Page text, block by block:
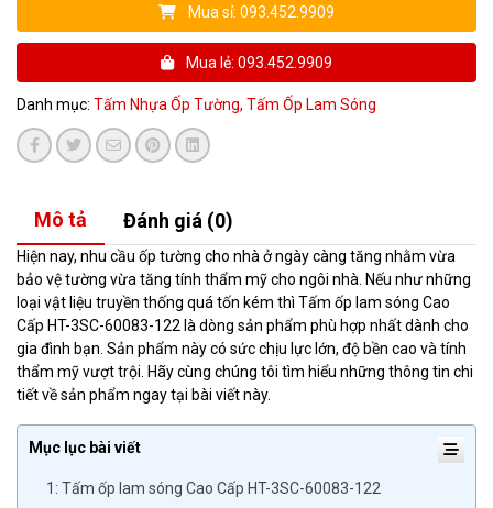
Mua sỉ: 093.452.9909
Mua lẻ: 093.452.9909
Danh mục: Tấm Nhựa Ốp Tường, Tấm Ốp Lam Sóng
Mô tả Đánh giá (0)
Hiện nay, nhu cầu ốp tường cho nhà ở ngày càng tăng nhằm vừa
bảo vệ tường vừa tăng tính thẩm mỹ cho ngôi nhà. Nếu như những
loại vật liệu truyền thống quá tốn kém thì Tấm ốp lam sóng Cao
Cấp HT-3SC-60083-122 là dòng sản phẩm phù hợp nhất dành cho
gia đình bạn. Sản phẩm này có sức chịu lực lớn, độ bền cao và tính
thẩm mỹ vượt trội. Hãy cùng chúng tôi tìm hiểu những thông tin chi
tiết về sản phẩm ngay tại bài viết này.
Mục lục bài viết
1: Tấm ốp lam sóng Cao Cấp HT-3SC-60083-122